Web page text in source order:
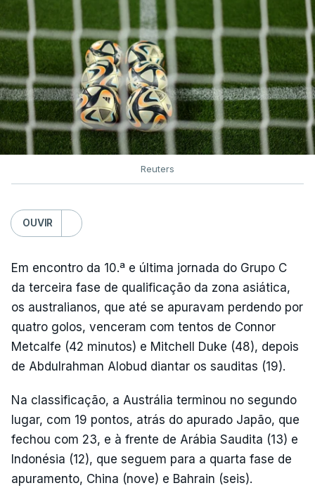
Reuters
OUVIR
Em encontro da 10.ª e última jornada do Grupo C
da terceira fase de qualificação da zona asiática,
os australianos, que até se apuravam perdendo por
quatro golos, venceram com tentos de Connor
Metcalfe (42 minutos) e Mitchell Duke (48), depois
de Abdulrahman Alobud diantar os sauditas (19).
Na classificação, a Austrália terminou no segundo
lugar, com 19 pontos, atrás do apurado Japão, que
fechou com 23, e à frente de Arábia Saudita (13) e
Indonésia (12), que seguem para a quarta fase de
apuramento, China (nove) e Bahrain (seis).